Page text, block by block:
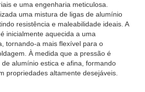
e uma engenharia meticulosa.
uma mistura de ligas de alumínio
resistência e maleabilidade ideais. A
inicialmente aquecida a uma
tornando-a mais flexível para o
À medida que a pressão é
alumínio estica e afina, formando
propriedades altamente desejáveis.